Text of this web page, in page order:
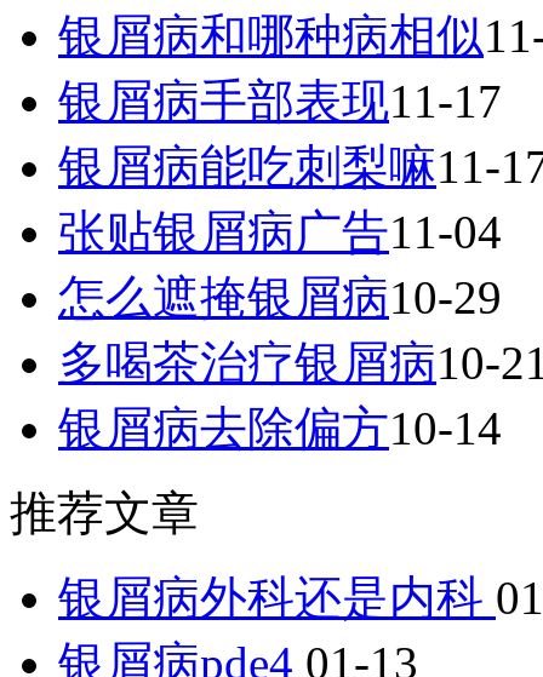
银屑病和哪种病相似
银屑病手部表现11-17
银屑病能吃刺梨嘛11-
张贴银屑病广告11-04
怎么遮掩银屑病10-29
多喝茶治疗银屑病10-
银屑病去除偏方10-14
推荐文章
银屑病外科还是内科
银屑病pde4 01-13